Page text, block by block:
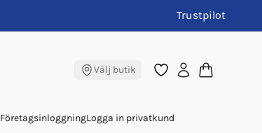
Trustpilot
Välj butik
FöretagsinloggningLogga in privatkund